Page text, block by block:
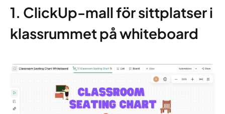
1. ClickUp-mall för sittplatser i
klassrummet på whiteboard